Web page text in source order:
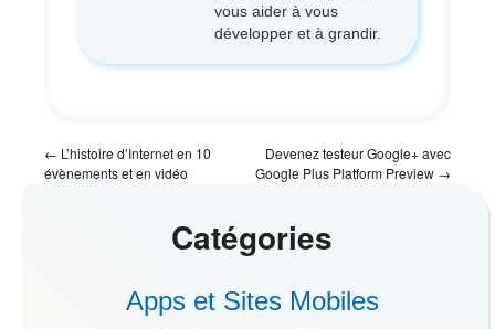
vous aider à vous
développer et à grandir.
← L’histoire d’Internet en 10
évènements et en vidéo
Devenez testeur Google+ avec
Google Plus Platform Preview →
Catégories
Apps et Sites Mobiles